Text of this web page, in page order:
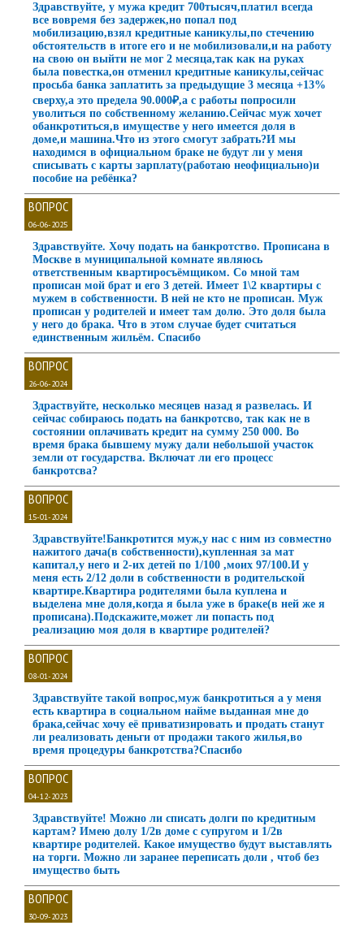
Здравствуйте, у мужа кредит 700тысяч,платил всегда
все вовремя без задержек,но попал под
мобилизацию,взял кредитные каникулы,по стечению
обстоятельств в итоге его и не мобилизовали,и на работу
на свою он выйти не мог 2 месяца,так как на руках
была повестка,он отменил кредитные каникулы,сейчас
просьба банка заплатить за предыдущие 3 месяца +13%
сверху,а это предела 90.000₽,а с работы попросили
уволиться по собственному желанию.Сейчас муж хочет
обанкротиться,в имуществе у него имеется доля в
доме,и машина.Что из этого смогут забрать?И мы
находимся в официальном браке не будут ли у меня
списывать с карты зарплату(работаю неофициально)и
пособие на ребёнка?
ВОПРОС
06-06-2025
Здравствуйте. Хочу подать на банкротство. Прописана в
Москве в муниципальной комнате являюсь
ответственным квартиросъёмщиком. Со мной там
прописан мой брат и его 3 детей. Имеет 1\2 квартиры с
мужем в собственности. В ней не кто не прописан. Муж
прописан у родителей и имеет там долю. Это доля была
у него до брака. Что в этом случае будет считаться
единственным жильём. Спасибо
ВОПРОС
26-06-2024
Здраствуйте, несколько месяцев назад я развелась. И
сейчас собираюсь подать на банкротсво, так как не в
состоянии оплачивать кредит на сумму 250 000. Во
время брака бывшему мужу дали небольшой участок
земли от государства. Включат ли его процесс
банкротсва?
ВОПРОС
15-01-2024
Здравствуйте!Банкротится муж,у нас с ним из совместно
нажитого дача(в собственности),купленная за мат
капитал,у него и 2-их детей по 1/100 ,моих 97/100.И у
меня есть 2/12 доли в собственности в родительской
квартире.Квартира родителями была куплена и
выделена мне доля,когда я была уже в браке(в ней же я
прописана).Подскажите,может ли попасть под
реализацию моя доля в квартире родителей?
ВОПРОС
08-01-2024
Здравствуйте такой вопрос,муж банкротиться а у меня
есть квартира в социальном найме выданная мне до
брака,сейчас хочу её приватизировать и продать станут
ли реализовать деньги от продажи такого жилья,во
время процедуры банкротства?Спасибо
ВОПРОС
04-12-2023
Здравствуйте! Можно ли списать долги по кредитным
картам? Имею долу 1/2в доме с супругом и 1/2в
квартире родителей. Какое имущество будут выставлять
на торги. Можно ли заранее переписать доли , чтоб без
имущество быть
ВОПРОС
30-09-2023